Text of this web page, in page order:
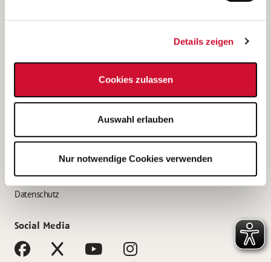
Details zeigen
Cookies zulassen
Auswahl erlauben
Nur notwendige Cookies verwenden
Bewerbung als Altenpflegehelfer*in
Bewerbung als Erzieher*in
AWO Gliederungen nach Bundesland
Impressum
Datenschutz
Social Media